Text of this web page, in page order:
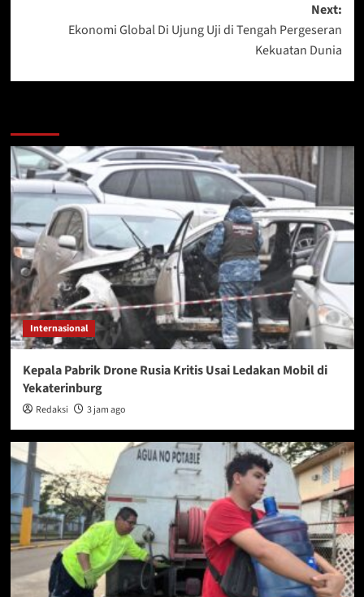
Next:
Ekonomi Global Di Ujung Uji di Tengah Pergeseran
Kekuatan Dunia
Internasional
Kepala Pabrik Drone Rusia Kritis Usai Ledakan Mobil di
Yekaterinburg
Redaksi 3 jam ago